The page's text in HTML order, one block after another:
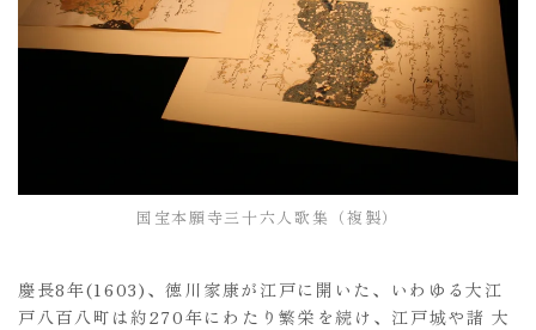
国宝本願寺三十六人歌集（複製）
慶長8年(1603)、徳川家康が江戸に開いた、いわゆる大江
戸八百八町は約270年にわたり繁栄を続け、江戸城や諸 大